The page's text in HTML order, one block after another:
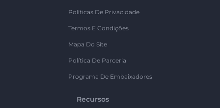
Políticas De Privacidade
Termos E Condições
Mapa Do Site
Política De Parceria
Programa De Embaixadores
Recursos